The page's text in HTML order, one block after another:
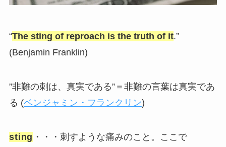
“The sting of reproach is the truth of it.”
(Benjamin Franklin)
”非難の刺は、真実である”＝非難の言葉は真実であ
る (ベンジャミン・フランクリン)
sting ・・・刺すような痛みのこと。ここで